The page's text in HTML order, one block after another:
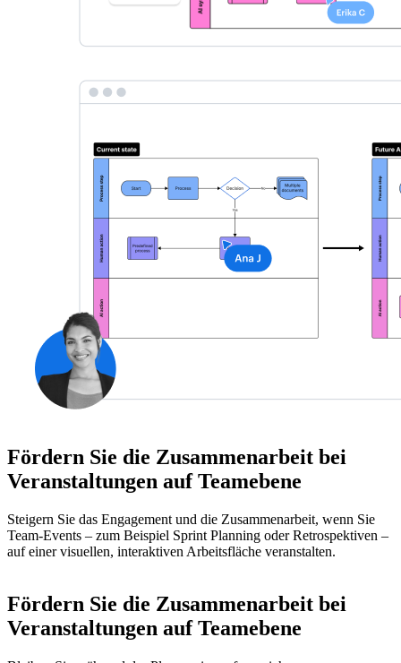
Fördern Sie die Zusammenarbeit bei
Veranstaltungen auf Teamebene
Steigern Sie das Engagement und die Zusammenarbeit, wenn Sie
Team-Events – zum Beispiel Sprint Planning oder Retrospektiven –
auf einer visuellen, interaktiven Arbeitsfläche veranstalten.
Fördern Sie die Zusammenarbeit bei
Veranstaltungen auf Teamebene